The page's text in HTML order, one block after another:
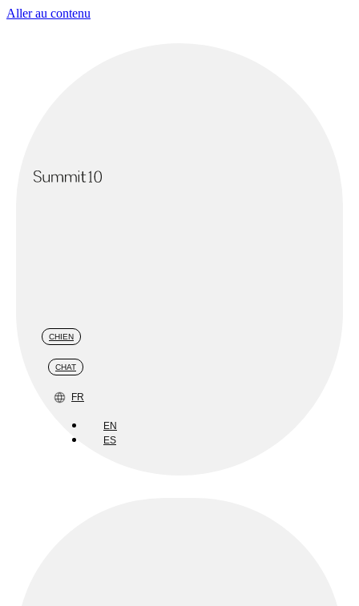
Aller au contenu
CHIEN
CHAT
FR
EN
ES